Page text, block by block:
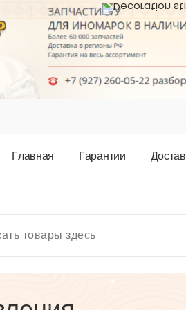
Главная Гарантии Достав